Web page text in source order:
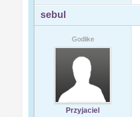
sebul
Godlike
Przyjaciel